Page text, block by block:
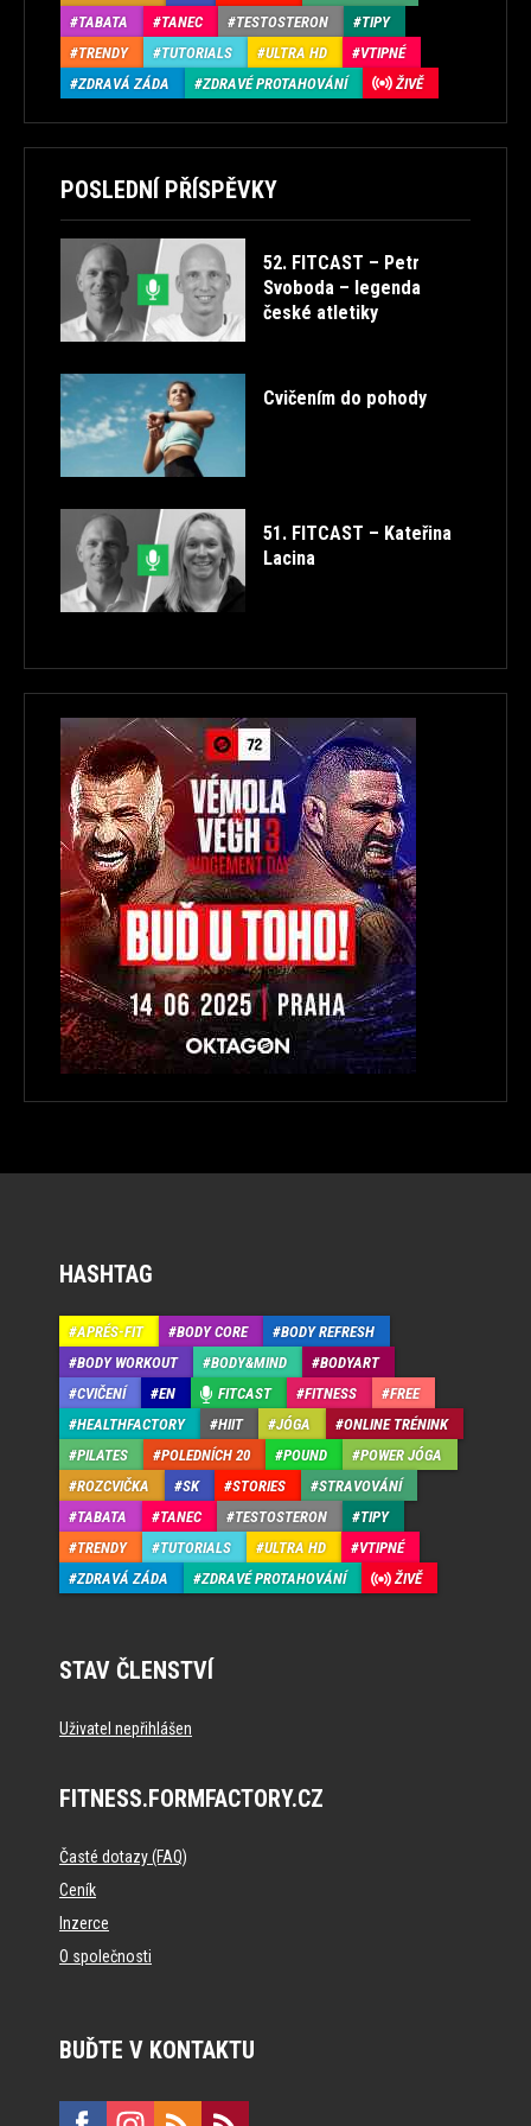
TABATA
TANEC TESTOSTERON
TIPY
TRENDY
TUTORIALS ULTRA HD
VTIPNÉ
ZDRAVÁ ZÁDA
ZDRAVÉ PROTAHOVÁNÍ ŽIVĚ
POSLEDNÍ PŘÍSPĚVKY
52. FITCAST – Petr
Svoboda – legenda
české atletiky
Cvičením do pohody
51. FITCAST – Kateřina
Lacina
HASHTAG
APRÉS-FIT BODY CORE
BODY REFRESH
BODY WORKOUT
BODY&MIND
BODYART
CVIČENÍ
EN FITCAST FITNESS
FREE
HEALTHFACTORY
HIIT JÓGA
ONLINE TRÉNINK
PILATES
POLEDNÍCH 20 POUND
POWER JÓGA
ROZCVIČKA
SK STORIES
STRAVOVÁNÍ
TABATA
TANEC TESTOSTERON
TIPY
TRENDY
TUTORIALS ULTRA HD
VTIPNÉ
ZDRAVÁ ZÁDA
ZDRAVÉ PROTAHOVÁNÍ ŽIVĚ
STAV ČLENSTVÍ
Uživatel nepřihlášen
FITNESS.FORMFACTORY.CZ
Časté dotazy (FAQ)
Ceník
Inzerce
O společnosti
BUĎTE V KONTAKTU